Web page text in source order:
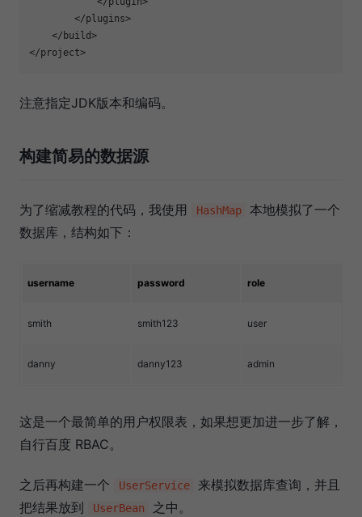
</plugins>
</ build>
</project>
注意指定JDK版本和编码。
构建简易的数据源
为了缩减教程的代码，我使用 HashMap
本地模拟了一个
数据库，结构如下：
username password role
smith smith123 user
danny danny123 admin
这是一个最简单的用户权限表，如果想更加进一步了解，
自行百度 RBAC。
之后再构建一个 UserService
来模拟数据库查询，并且
把结果放到
UserBean 之中。